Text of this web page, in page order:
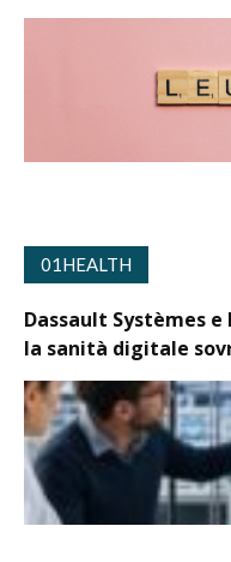
01HEALTH
Dassault Systèmes
la sanità digitale